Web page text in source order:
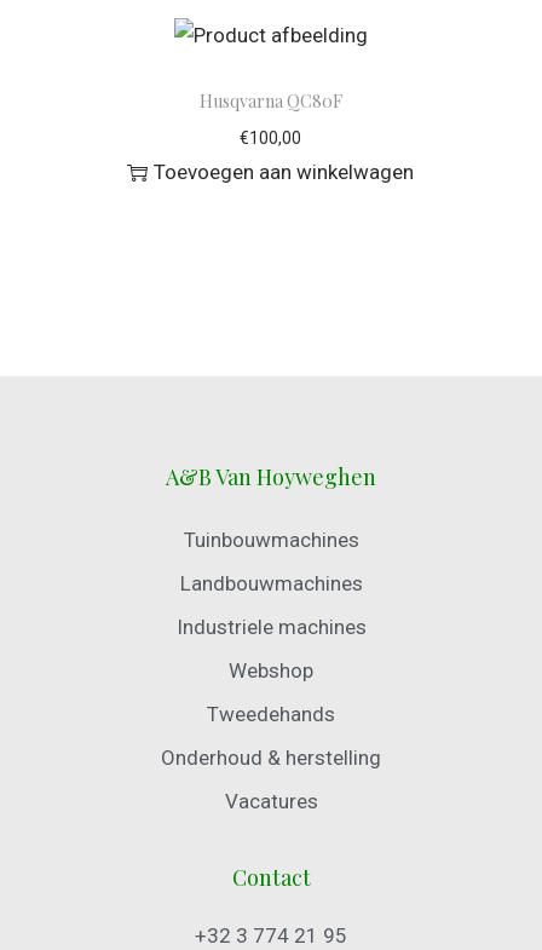
Husqvarna QC80F
€100,00
Toevoegen aan winkelwagen
A&B Van Hoyweghen
Tuinbouwmachines
Landbouwmachines
Industriele machines
Webshop
Tweedehands
Onderhoud & herstelling
Vacatures
Contact
+32 3 774 21 95